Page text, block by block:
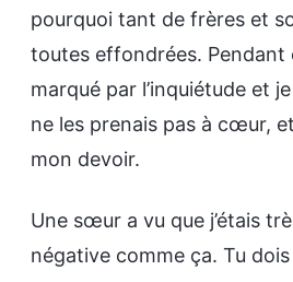
pourquoi tant de frères et
toutes effondrées. Pendant
marqué par l’inquiétude et
ne les prenais pas à cœur,
mon devoir.
Une sœur a vu que j’étais
négative comme ça. Tu